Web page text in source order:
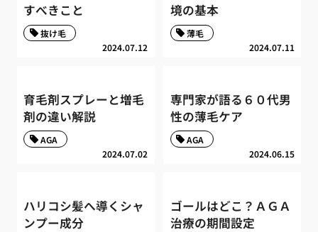
すべきこと
2024.07.12
抜け毛
境の基本
2024.07.11
薄毛
育毛剤スプレーと増毛
剤の違い解説
2024.07.02
AGA
専門家が語る６０代男
性の薄毛ケア
2024.06.15
AGA
ハリコシ髪へ導くシャ
ンプー成分
ゴールはどこ？ＡＧＡ
治療の期間設定